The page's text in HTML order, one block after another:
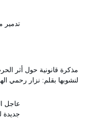
تدمير
مذكرة قانونية حول أثر
لنشوبها بقلم: نزار رحمي
عاجل
جديدة